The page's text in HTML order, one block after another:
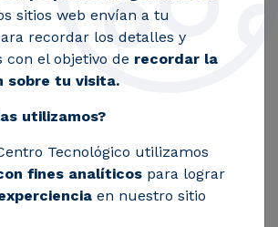
la
decide si un
industrial se
o acaba en
sitios web envían a tu
recordar los detalles y
con el objetivo de recordar la
sobre tu visita.
utilizamos?
Tecnológico utilizamos
fines analíticos para lograr
en nuestro sitio